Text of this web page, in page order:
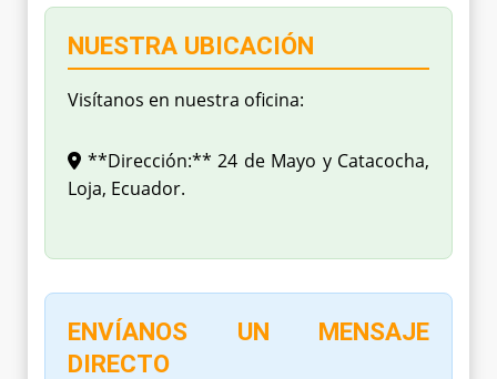
NUESTRA UBICACIÓN
Visítanos en nuestra oficina:
**Dirección:** 24 de Mayo y Catacocha,
Loja, Ecuador.
ENVÍANOS UN MENSAJE
DIRECTO